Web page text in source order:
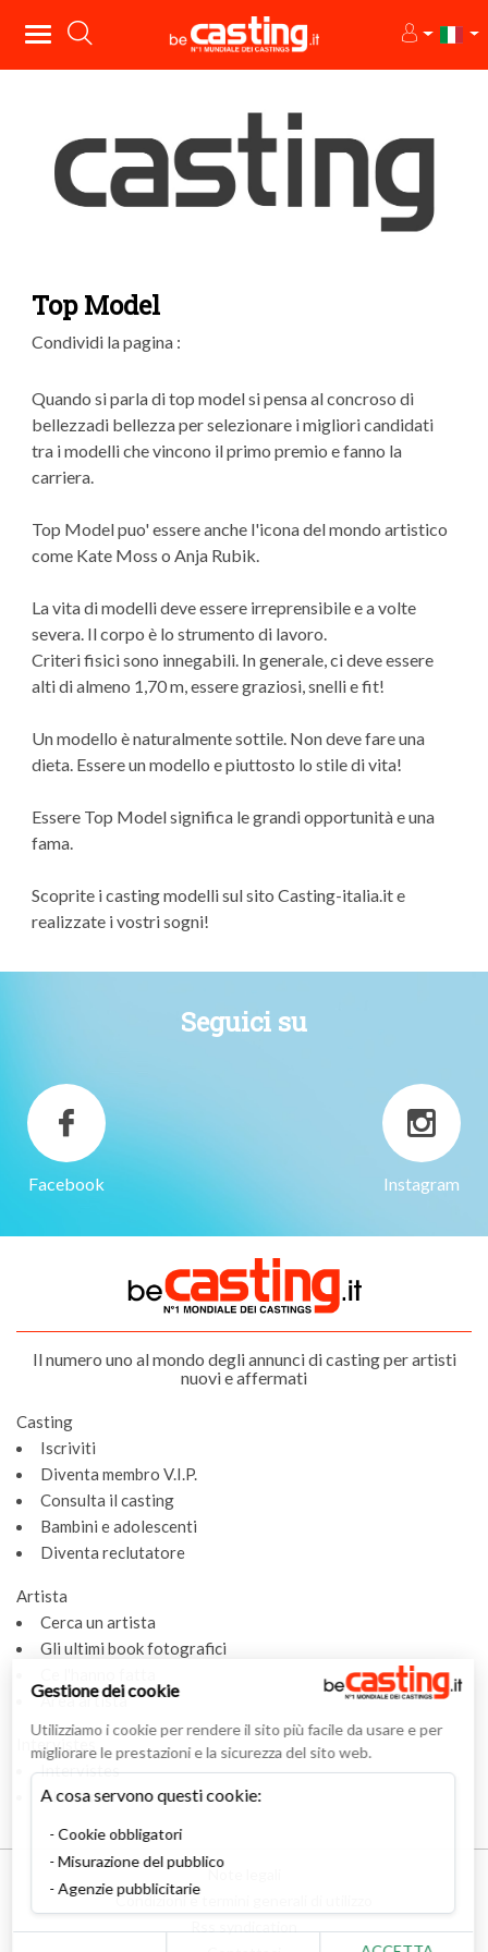
Top Model
Condividi la pagina :
Quando si parla di top model si pensa al concroso di
bellezzadi bellezza per selezionare i migliori candidati
tra i modelli che vincono il primo premio e fanno la
carriera.
Top Model puo' essere anche l'icona del mondo artistico
come Kate Moss o Anja Rubik.
La vita di modelli deve essere irreprensibile e a volte
severa. Il corpo è lo strumento di lavoro.
Criteri fisici sono innegabili. In generale, ci deve essere
alti di almeno 1,70 m, essere graziosi, snelli e fit!
Un modello è naturalmente sottile. Non deve fare una
dieta. Essere un modello e piuttosto lo stile di vita!
Essere Top Model significa le grandi opportunità e una
fama.
Scoprite i casting modelli sul sito Casting-italia.it e
realizzate i vostri sogni!
Seguici su
Facebook Instagram
Il numero uno al mondo degli annunci di casting per artisti
nuovi e affermati
Casting
Iscriviti
Diventa membro V.I.P.
Consulta il casting
Bambini e adolescenti
Diventa reclutatore
Artista
Cerca un artista
Gli ultimi book fotografici
Area artista
Intervistes
Intervistes
Glossario
Condizioni e termini generali di utilizzo
Rss syndication
Gestione dei cookie
Utilizziamo i cookie per rendere il sito più facile da usare e per
migliorare le prestazioni e la sicurezza del sito web.
A cosa servono questi cookie:
Cookie obbligatori
Misurazione del pubblico
Agenzie pubblicitarie